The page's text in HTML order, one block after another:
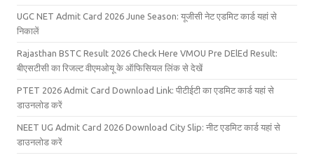
UGC NET Admit Card 2026 June Season: यूजीसी नेट एडमिट कार्ड यहां से
निकालें
Rajasthan BSTC Result 2026 Check Here VMOU Pre DElEd Result:
बीएसटीसी का रिजल्ट वीएमओयू के ऑफिसियल लिंक से देखें
PTET 2026 Admit Card Download Link: पीटीईटी का एडमिट कार्ड यहां से
डाउनलोड करें
NEET UG Admit Card 2026 Download City Slip: नीट एडमिट कार्ड यहां से
डाउनलोड करें